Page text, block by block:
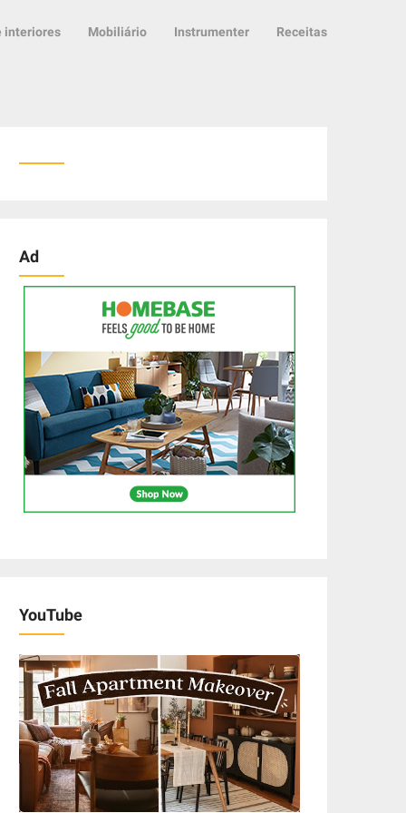
interiores Mobiliário Instrumenter Receitas
Ad
YouTube